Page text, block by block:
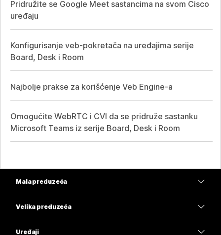
Pridružite se Google Meet sastancima na svom Cisco
uređaju
Konfigurisanje veb-pokretača na uređajima serije
Board, Desk i Room
Najbolje prakse za korišćenje Veb Engine-a
Omogućite WebRTC i CVI da se pridruže sastanku
Microsoft Teams iz serije Board, Desk i Room
Mala preduzeća
Velika preduzeća
Uređaji